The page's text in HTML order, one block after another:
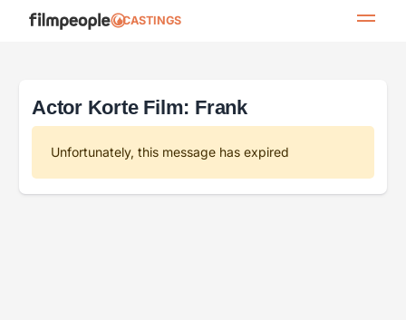
CASTINGS
Actor Korte Film: Frank
Unfortunately, this message has expired